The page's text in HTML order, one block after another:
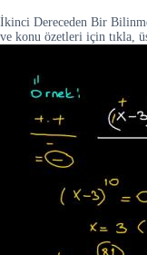
İkinci Dereceden Bir
ve konu özetleri için tıkla,